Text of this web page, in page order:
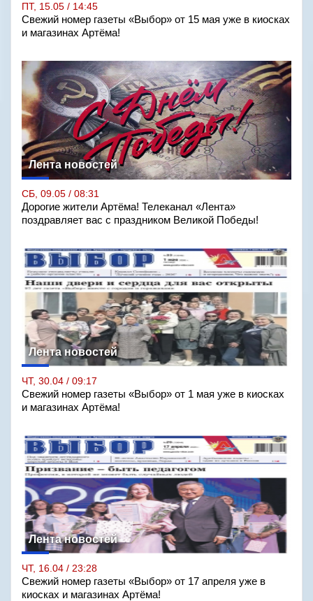
ПТ, 15.05 / 14:45
Свежий номер газеты «Выбор» от 15 мая уже в киосках
и магазинах Артёма!
Лента новостей
СБ, 09.05 / 08:31
Дорогие жители Артёма! Телеканал «Лента»
поздравляет вас с праздником Великой Победы!
Лента новостей
ЧТ, 30.04 / 09:17
Свежий номер газеты «Выбор» от 1 мая уже в киосках
и магазинах Артёма!
Лента новостей
ЧТ, 16.04 / 23:28
Свежий номер газеты «Выбор» от 17 апреля уже в
киосках и магазинах Артёма!